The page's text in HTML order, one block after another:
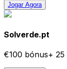
Jogar Agora
Solverde.pt
€100 bónus+